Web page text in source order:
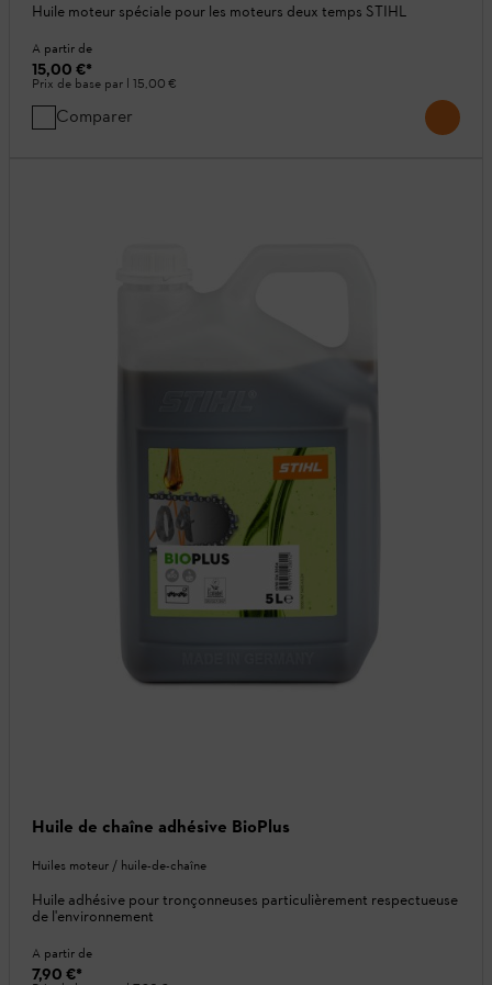
Huile moteur spéciale pour les moteurs deux temps STIHL
A partir de
15,00 €*
Prix de base par l 15,00 €
Comparer
Huile de chaîne adhésive BioPlus
Huiles moteur / huile-de-chaîne
Huile adhésive pour tronçonneuses particulièrement respectueuse
de l'environnement
A partir de
7,90 €*